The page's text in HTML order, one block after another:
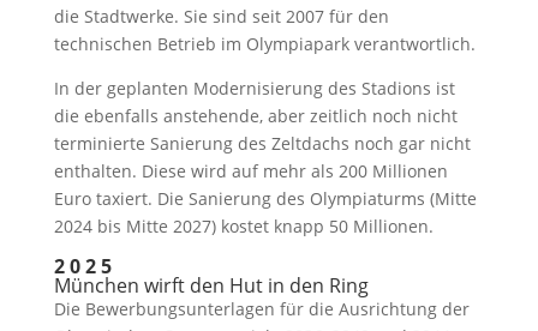
die Stadtwerke. Sie sind seit 2007 für den
technischen Betrieb im Olympiapark verantwortlich.
In der geplanten Modernisierung des Stadions ist
die ebenfalls anstehende, aber zeitlich noch nicht
terminierte Sanierung des Zeltdachs noch gar nicht
enthalten. Diese wird auf mehr als 200 Millionen
Euro taxiert. Die Sanierung des Olympiaturms (Mitte
2024 bis Mitte 2027) kostet knapp 50 Millionen.
2 0 2 5
München wirft den Hut in den Ring
Die Bewerbungsunterlagen für die Ausrichtung der